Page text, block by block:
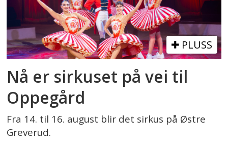
PLUSS
Nå er sirkuset på vei til
Oppegård
Fra 14. til 16. august blir det sirkus på Østre
Greverud.